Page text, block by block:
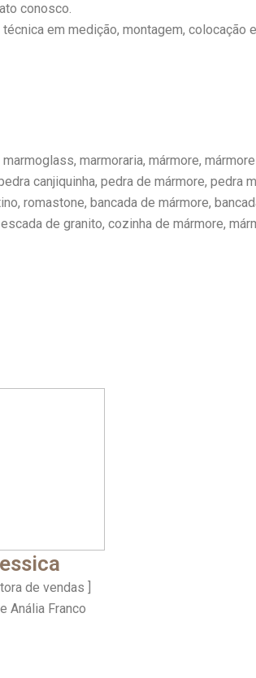
conosco.
em medição, montagem, colocação
marmoraria, mármore,
canjiquinha, pedra de mármore, pedra
romastone, bancada de mármore,
de granito, cozinha de mármore,
de vendas ]
Anália Franco